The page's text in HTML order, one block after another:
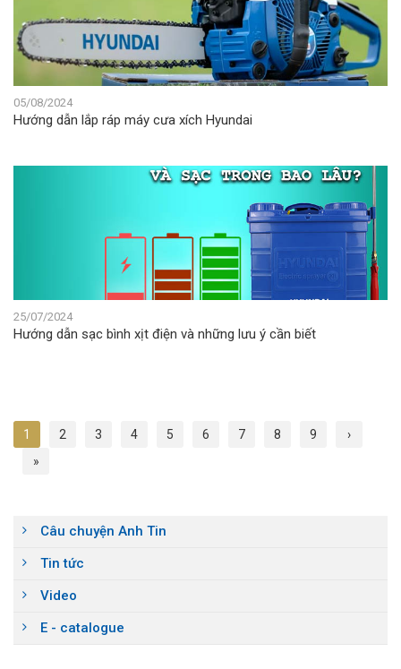
05/08/2024
Hướng dẫn lắp ráp máy cưa xích Hyundai
25/07/2024
Hướng dẫn sạc bình xịt điện và những lưu ý cần biết
1 2 3 4 5 6 7 8 9
›
»
Câu chuyện Anh Tin
Tin tức
Video
E - catalogue